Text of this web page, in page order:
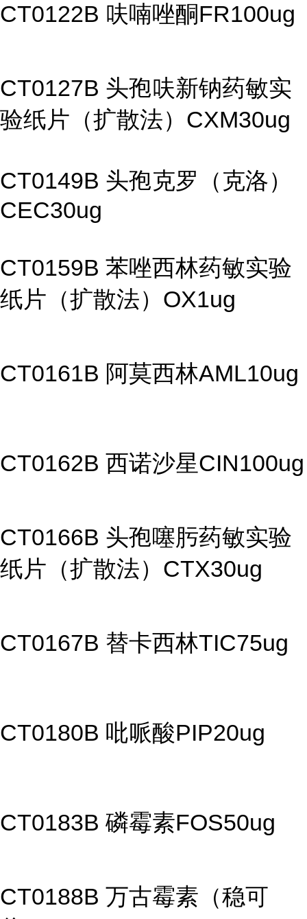
CT0122B 呋喃唑酮FR100ug
CT0127B 头孢呋新钠药敏实
验纸片（扩散法）CXM30ug
CT0149B 头孢克罗（克洛）
CEC30ug
CT0159B 苯唑西林药敏实验
纸片（扩散法）OX1ug
CT0161B 阿莫西林AML10ug
CT0162B 西诺沙星CIN100ug
CT0166B 头孢噻肟药敏实验
纸片（扩散法）CTX30ug
CT0167B 替卡西林TIC75ug
CT0180B 吡哌酸PIP20ug
CT0183B 磷霉素FOS50ug
CT0188B 万古霉素（稳可